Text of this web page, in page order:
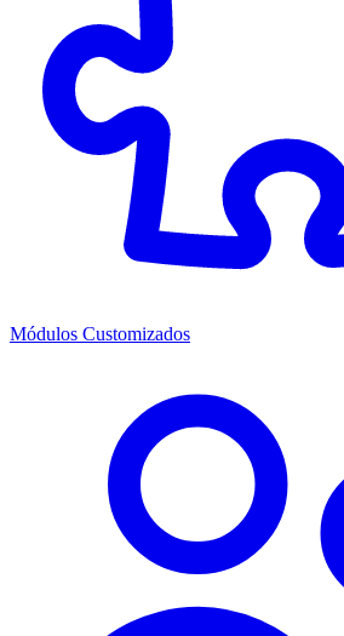
Módulos Customizados